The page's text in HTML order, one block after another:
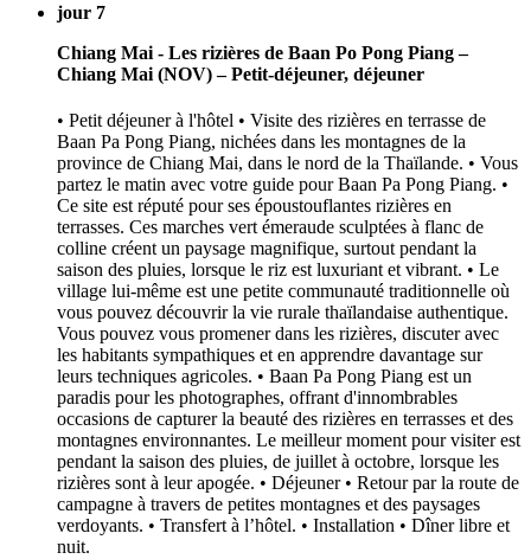
jour 7
Chiang Mai - Les rizières de Baan Po Pong Piang –
Chiang Mai (NOV) – Petit-déjeuner, déjeuner
• Petit déjeuner à l'hôtel • Visite des rizières en terrasse de
Baan Pa Pong Piang, nichées dans les montagnes de la
province de Chiang Mai, dans le nord de la Thaïlande. • Vous
partez le matin avec votre guide pour Baan Pa Pong Piang. •
Ce site est réputé pour ses époustouflantes rizières en
terrasses. Ces marches vert émeraude sculptées à flanc de
colline créent un paysage magnifique, surtout pendant la
saison des pluies, lorsque le riz est luxuriant et vibrant. • Le
village lui-même est une petite communauté traditionnelle où
vous pouvez découvrir la vie rurale thaïlandaise authentique.
Vous pouvez vous promener dans les rizières, discuter avec
les habitants sympathiques et en apprendre davantage sur
leurs techniques agricoles. • Baan Pa Pong Piang est un
paradis pour les photographes, offrant d'innombrables
occasions de capturer la beauté des rizières en terrasses et des
montagnes environnantes. Le meilleur moment pour visiter est
pendant la saison des pluies, de juillet à octobre, lorsque les
rizières sont à leur apogée. • Déjeuner • Retour par la route de
campagne à travers de petites montagnes et des paysages
verdoyants. • Transfert à l’hôtel. • Installation • Dîner libre et
nuit.